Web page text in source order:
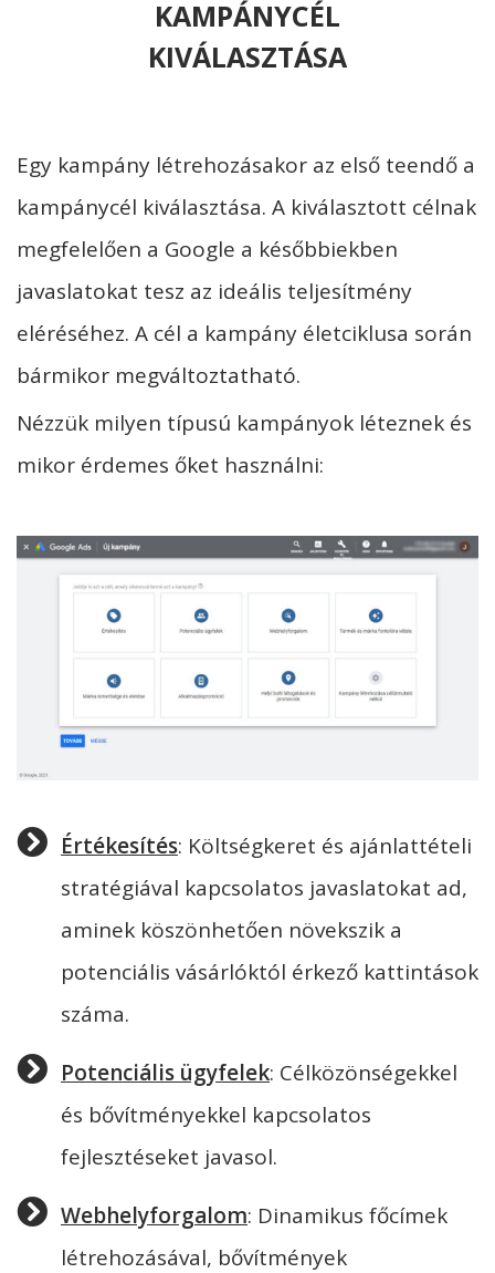
KAMPÁNYCÉL
KIVÁLASZTÁSA
Egy kampány létrehozásakor az első teendő a
kampánycél kiválasztása. A kiválasztott célnak
megfelelően a Google a későbbiekben
javaslatokat tesz az ideális teljesítmény
eléréséhez. A cél a kampány életciklusa során
bármikor megváltoztatható.
Nézzük milyen típusú kampányok léteznek és
mikor érdemes őket használni:
Értékesítés: Költségkeret és ajánlattételi
stratégiával kapcsolatos javaslatokat ad,
aminek köszönhetően növekszik a
potenciális vásárlóktól érkező kattintások
száma.
Potenciális ügyfelek: Célközönségekkel
és bővítményekkel kapcsolatos
fejlesztéseket javasol.
Webhelyforgalom: Dinamikus főcímek
létrehozásával, bővítmények